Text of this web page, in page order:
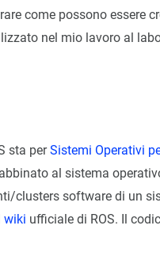
come possono essere
nel mio lavoro al
sta perSistemi Operativi
al sistema
clusters software di un
wiki ufficiale di ROS. Il